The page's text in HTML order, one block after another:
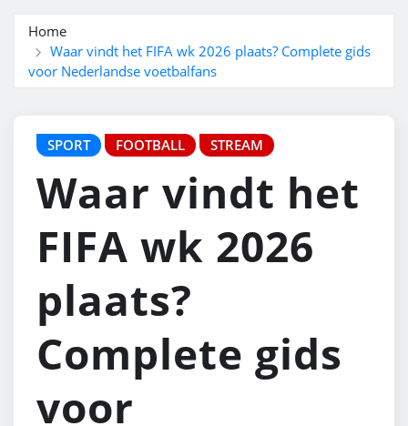
Home
Waar vindt het FIFA wk 2026 plaats? Complete gids
voor Nederlandse voetbalfans
SPORT FOOTBALL STREAM
Waar vindt het
FIFA wk 2026
plaats?
Complete gids
voor